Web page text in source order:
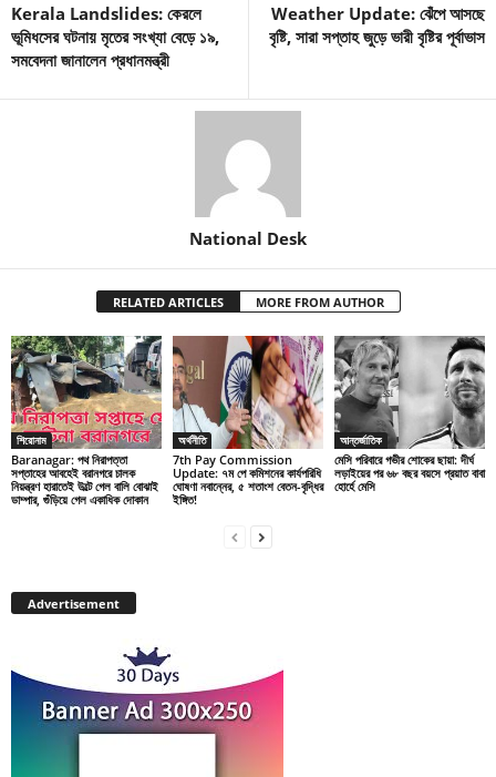
Kerala Landslides: কেরলে
ভূমিধসের ঘটনায় মৃতের সংখ্যা বেড়ে ১৯,
সমবেদনা জানালেন প্রধানমন্ত্রী
Weather Update: ঝেঁপে আসছে
বৃষ্টি, সারা সপ্তাহ জুড়ে ভারী বৃষ্টির পূর্বাভাস
National Desk
RELATED ARTICLES MORE FROM AUTHOR
শিরোনাম
Baranagar: পথ নিরাপত্তা
সপ্তাহের আবহেই বরানগরে চালক
নিয়ন্ত্রণ হারাতেই উল্টে গেল বালি বোঝাই
ডাম্পার, গুঁড়িয়ে গেল একাধিক দোকান
অর্থনীতি
7th Pay Commission
Update: ৭ম পে কমিশনের কার্যপরিধি
ঘোষণা নবান্নের, ৫ শতাংশ বেতন-বৃদ্ধির
ইঙ্গিত!
আন্তর্জাতিক
মেসি পরিবারে গভীর শোকের ছায়া: দীর্ঘ
লড়াইয়ের পর ৬৮ বছর বয়সে প্রয়াত বাবা
হোর্হে মেসি
Advertisement